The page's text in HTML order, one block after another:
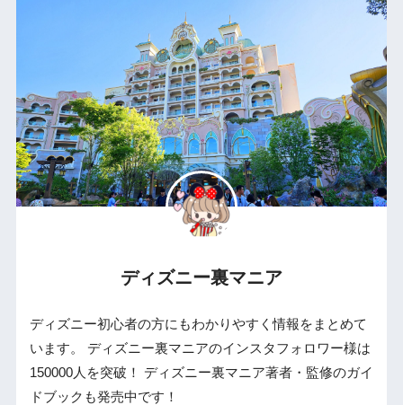
ディズニー裏マニア
ディズニー初心者の方にもわかりやすく情報をまとめて
います。 ディズニー裏マニアのインスタフォロワー様は
150000人を突破！ ディズニー裏マニア著者・監修のガイ
ドブックも発売中です！